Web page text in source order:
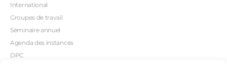
International
Groupes de travail
Séminaire annuel
Agenda des instances
DPC